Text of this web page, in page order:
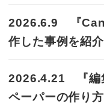
2026.6.9 『
作した事例を紹
2026.4.21 『編
ペーパーの作り